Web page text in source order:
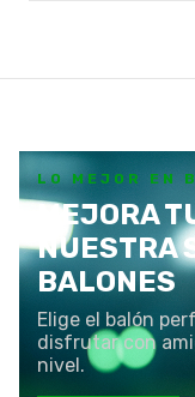
LO MEJOR EN
MEJORA
NUESTRA
BALONES
Elige el balón
disfrutar con
nivel.